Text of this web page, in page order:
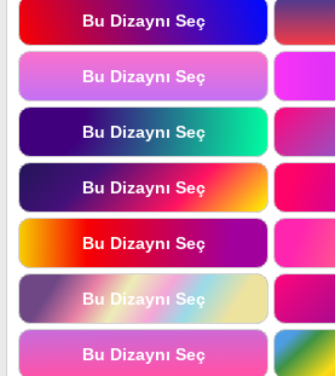
Bu Dizaynı Seç
Bu Dizaynı Seç
Bu Dizaynı Seç
Bu Dizaynı Seç
Bu Dizaynı Seç
Bu Dizaynı Seç
Bu Dizaynı Seç